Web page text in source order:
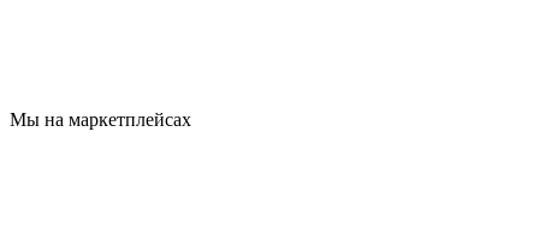
Мы на маркетплейсах